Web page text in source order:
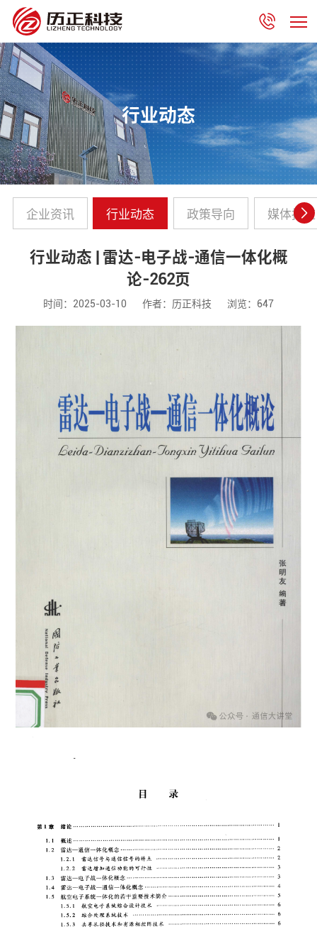
行业动态
企业资讯 行业动态 政策导向 媒体报道
行业动态 | 雷达-电子战-通信一体化概
论-262页
时间：2025-03-10 作者：历正科技 浏览：647